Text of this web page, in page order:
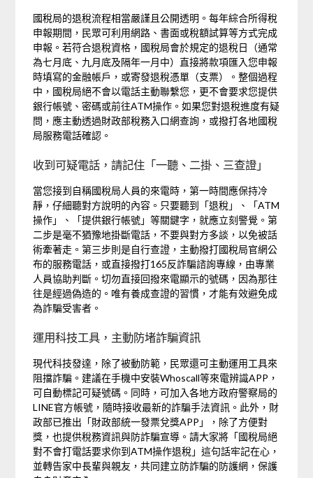
國稅局的退稅流程相當嚴謹且公開透明。每年綜合所得稅
申報期間，民眾可利用網路、書面或稅額試算等方式完成
申報。若符合退稅資格，國稅局會於規定的退稅日（通常
為七月底、九月底及隔年一月中）直接將款項匯入您申報
時填寫的金融帳戶，或寄發退稅憑單（支票）。整個過程
中，國稅局絕不會以電話主動聯繫您，更不會要求您提供
銀行帳號、密碼或前往ATM操作。如果您對退稅進度有疑
問，應主動透過財政部稅務入口網查詢，或撥打各地國稅
局服務電話確認。
收到可疑電話，請記住「一聽、二掛、三查證」
當您接到自稱國稅局人員的來電時，第一時間應保持冷
靜，仔細聽對方說明的內容。只要聽到「退稅」、「ATM
操作」、「提供銀行帳號」等關鍵字，就應立刻警覺。第
二步是毫不猶豫地掛斷電話，不要與對方多談，以免被話
術牽著走。第三步則是自行查證，主動撥打國稅局官網公
布的服務電話，或直接撥打165反詐騙諮詢專線，由專業
人員協助判斷。切勿直接回撥來電顯示的號碼，因為那往
往是經過偽造的。唯有養成查證的習慣，才能有效避免成
為詐騙受害者。
運用科技工具，主動防堵詐騙資訊
現代科技發達，除了被動防範，民眾還可主動運用工具來
阻擋詐騙。建議在手機中安裝Whoscall等來電辨識APP，
可自動標記可疑號碼。同時，可加入各地方政府警察局的
LINE官方帳號，隨時接收最新的詐騙手法資訊。此外，財
政部已推出「財政部統一發票兌獎APP」，除了方便對
獎，也提供稅務資訊與防詐騙宣導。請大家將「國稅局絕
對不會打電話要求你到ATM操作退稅」這句話牢記在心，
並轉告家中長輩與親友，共同建立防詐騙的防護網，保護